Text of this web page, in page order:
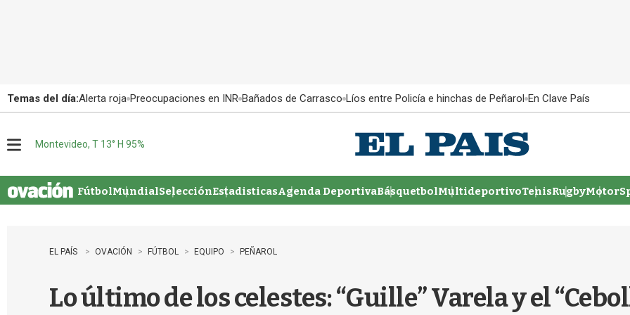
Temas del día:Alerta roja Preocupaciones en INR Bañados de Carrasco Líos entre Policía e hinchas de Peñarol En Clave País
u
Montevideo, T 13° H 95%
FútbolMundialSelecciónEstadisticasAgenda DeportivaBásquetbolMultideportivoTenisRugby
EL PAÍS OVACIÓN FÚTBOL EQUIPO PEÑAROL
Lo último de los celestes: “Guille” Varela y el